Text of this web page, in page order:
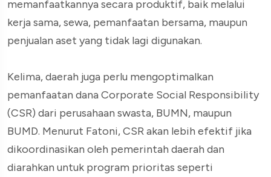
memanfaatkannya secara produktif, baik melalui
kerja sama, sewa, pemanfaatan bersama, maupun
penjualan aset yang tidak lagi digunakan.
Kelima, daerah juga perlu mengoptimalkan
pemanfaatan dana Corporate Social Responsibility
(CSR) dari perusahaan swasta, BUMN, maupun
BUMD. Menurut Fatoni, CSR akan lebih efektif jika
dikoordinasikan oleh pemerintah daerah dan
diarahkan untuk program prioritas seperti